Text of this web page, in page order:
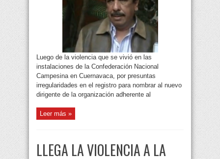
Luego de la violencia que se vivió en las
instalaciones de la Confederación Nacional
Campesina en Cuernavaca, por presuntas
irregularidades en el registro para nombrar al nuevo
dirigente de la organización adherente al
Leer más »
LLEGA LA VIOLENCIA A LA